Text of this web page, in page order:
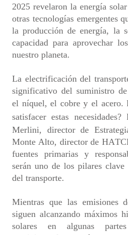
2025 revelaron la energía
otras tecnologías emergentes
la producción de energía, la
capacidad para aprovechar
nuestro planeta.
La electrificación del
significativo del suministro
el níquel, el cobre y el acero.
satisfacer estas
Merlini, director de
Monte Alto, director de
fuentes primarias y
serán uno de los pilares clave
del transporte.
Mientras que las emisiones
siguen alcanzando máximos
solares en algunas